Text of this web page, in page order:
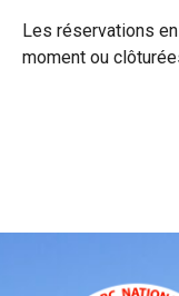
Les réservations
moment ou